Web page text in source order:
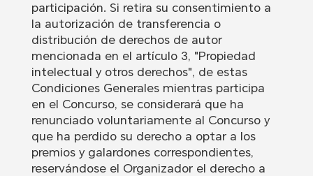
participación. Si retira su consentimiento a
la autorización de transferencia o
distribución de derechos de autor
mencionada en el artículo 3, "Propiedad
intelectual y otros derechos", de estas
Condiciones Generales mientras participa
en el Concurso, se considerará que ha
renunciado voluntariamente al Concurso y
que ha perdido su derecho a optar a los
premios y galardones correspondientes,
reservándose el Organizador el derecho a